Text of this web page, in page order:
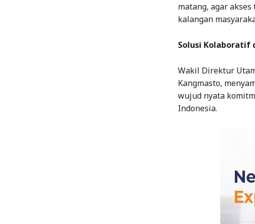
matang, agar
kalangan
Solusi Kolaboratif
Wakil Direktur
Kangmasto,
wujud nyata
Indonesia.